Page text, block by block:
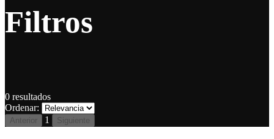
Filtros
0 resultados
Ordenar:
Anterior 1 Siguiente